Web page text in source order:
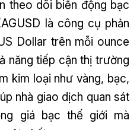
theo dõi biến động bạc
là công cụ phản
Dollar trên mỗi ounce
năng tiếp cận thị trường
kim loại như vàng, bạc,
nhà giao dịch quan sát
giá bạc thế giới mà